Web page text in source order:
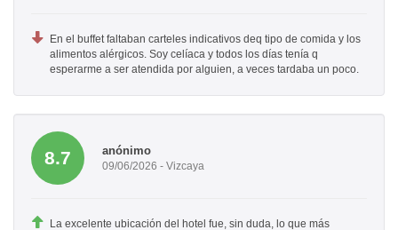
En el buffet faltaban carteles indicativos deq tipo de comida y los
alimentos alérgicos. Soy celíaca y todos los días tenía q
esperarme a ser atendida por alguien, a veces tardaba un poco.
8.7 anónimo
09/06/2026 - Vizcaya
La excelente ubicación del hotel fue, sin duda, lo que más